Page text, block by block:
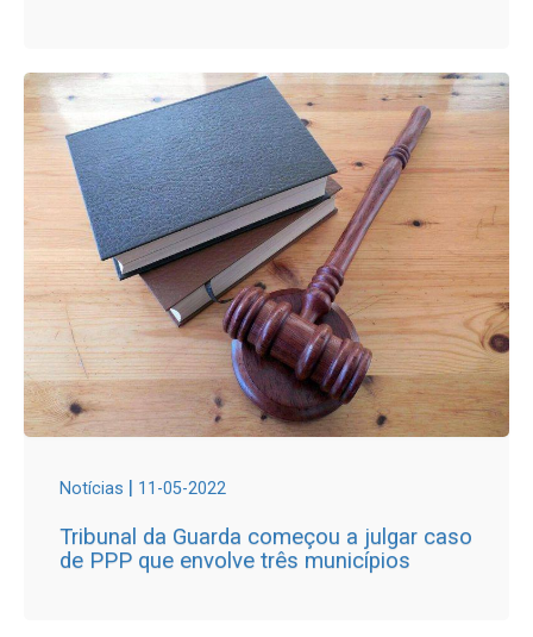
Notícias | 11-05-2022
Tribunal da Guarda começou a julgar caso
de PPP que envolve três municípios